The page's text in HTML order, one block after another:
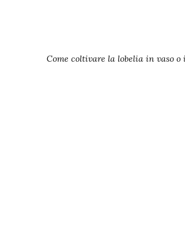
Come coltivare la lobelia in vaso